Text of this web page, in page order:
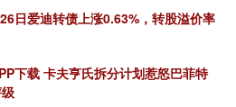
日爱迪转债上涨0.63%，转股溢价率
下载 卡夫亨氏拆分计划惹怒巴菲特